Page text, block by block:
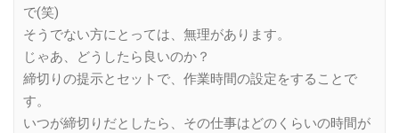
で(笑)
そうでない方にとっては、無理があります。
じゃあ、どうしたら良いのか？
締切りの提示とセットで、作業時間の設定をすることで
す。
いつが締切りだとしたら、その仕事はどのくらいの時間が